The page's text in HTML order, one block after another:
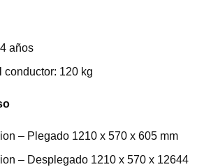
años
conductor: 120 kg
– Plegado 1210 x 570 x 605 mm
– Desplegado 1210 x 570 x 12644